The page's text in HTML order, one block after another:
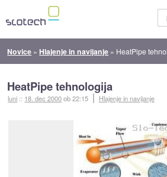
Novice » Hlajenje in navijanje » HeatPipe
HeatPipe tehnologija
luni :: 18. dec 2000ob 22:15 Hlajenje in navijanje